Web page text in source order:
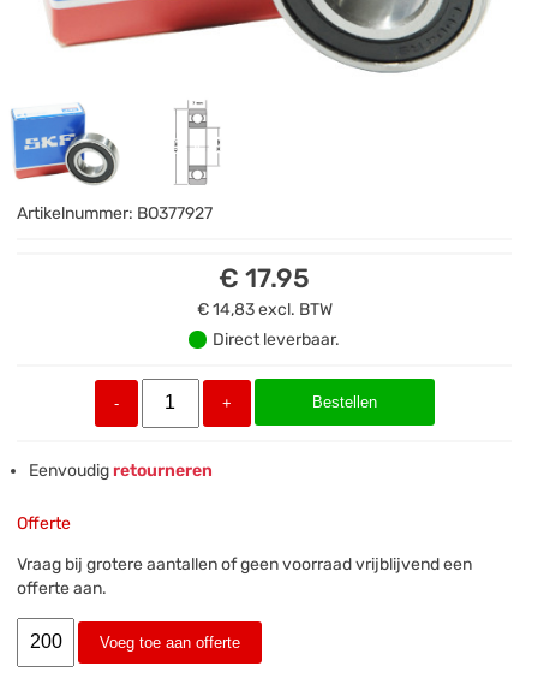
Artikelnummer: BO377927
€ 17.95
€ 14,83excl. BTW
Direct leverbaar.
- + Bestellen
Eenvoudigretourneren
Offerte
Vraag bij grotere aantallen of geen voorraad vrijblijvend een
offerte aan.
Voeg toe aan offerte